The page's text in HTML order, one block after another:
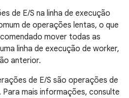
de E/S na linha de execução
de operações lentas, o que
mover todas as
linha de execução de worker,
anterior.
de E/S são operações de
mais informações, consulte